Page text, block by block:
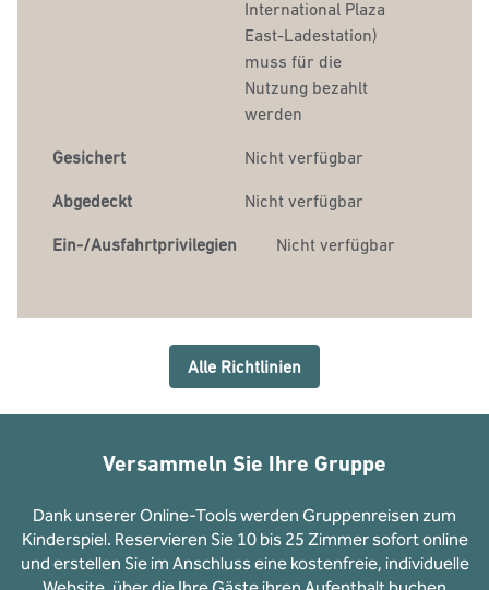
International Plaza
East-Ladestation)
muss für die
Nutzung bezahlt
werden
Gesichert Nicht verfügbar
Abgedeckt Nicht verfügbar
Ein-/Ausfahrtprivilegien Nicht verfügbar
Alle Richtlinien
Versammeln Sie Ihre Gruppe
Dank unserer Online-Tools werden Gruppenreisen zum
Kinderspiel. Reservieren Sie 10 bis 25 Zimmer sofort online
und erstellen Sie im Anschluss eine kostenfreie, individuelle